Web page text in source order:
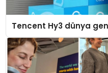
Tencent Hy3 dünya